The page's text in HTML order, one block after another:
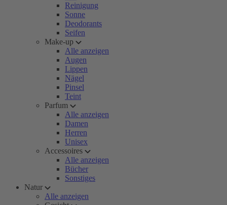
Reinigung
Sonne
Deodorants
Seifen
Make-up
Alle anzeigen
Augen
Lippen
Nägel
Pinsel
Teint
Parfum
Alle anzeigen
Damen
Herren
Unisex
Accessoires
Alle anzeigen
Bücher
Sonstiges
Natur
Alle anzeigen